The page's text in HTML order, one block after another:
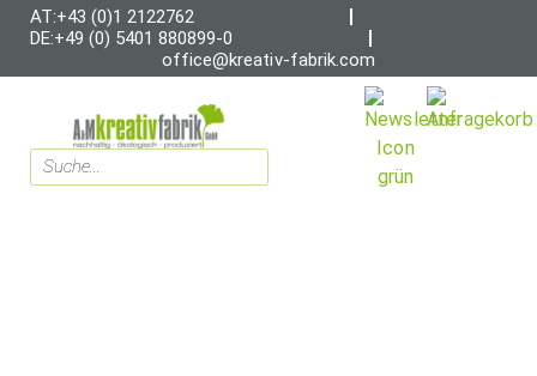
AT:+43 (0)1 2122762
DE:+49 (0) 5401 880899-0
office@kreativ-fabrik.com